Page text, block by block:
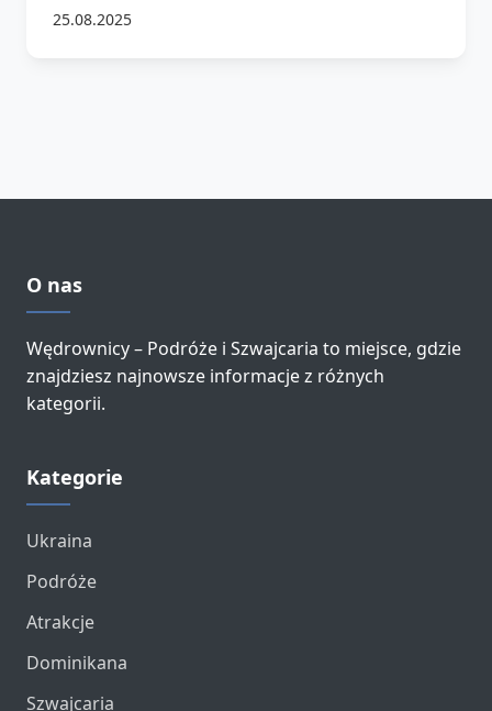
25.08.2025
O nas
Wędrownicy – Podróże i Szwajcaria to miejsce, gdzie
znajdziesz najnowsze informacje z różnych
kategorii.
Kategorie
Ukraina
Podróże
Atrakcje
Dominikana
Szwajcaria